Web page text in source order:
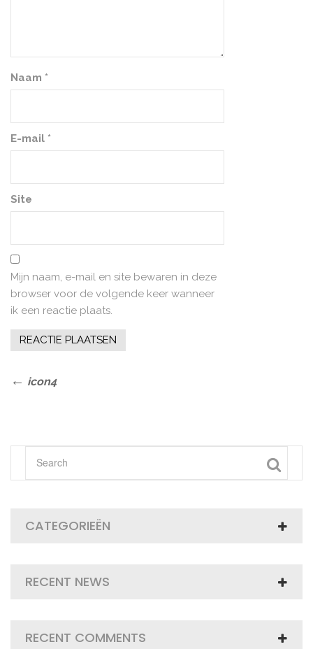
Naam *
E-mail *
Site
Mijn naam, e-mail en site bewaren in deze
browser voor de volgende keer wanneer
ik een reactie plaats.
Bericht
Previous
icon4
CATEGORIEËN
RECENT NEWS
RECENT COMMENTS